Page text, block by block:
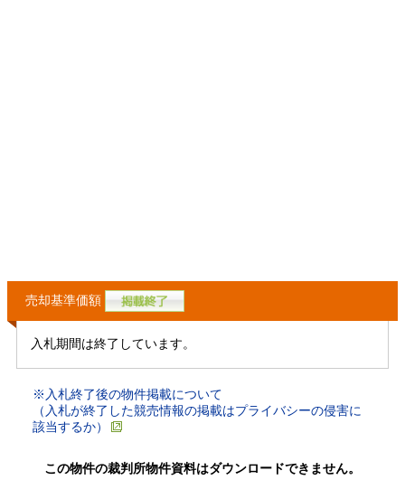
売却基準価額
入札期間は終了しています。
※入札終了後の物件掲載について
（入札が終了した競売情報の掲載はプライバシーの侵害に
該当するか）
この物件の裁判所物件資料はダウンロードできません。